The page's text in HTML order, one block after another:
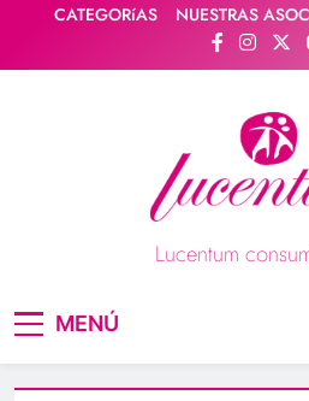
contenido
CATEGORíAS NUESTRAS
Lucentum
MENÚ